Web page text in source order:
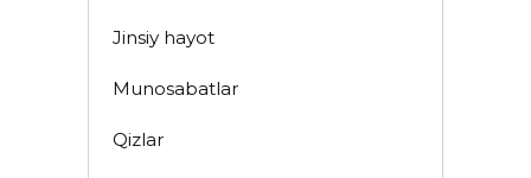
Jinsiy hayot
Munosabatlar
Qizlar